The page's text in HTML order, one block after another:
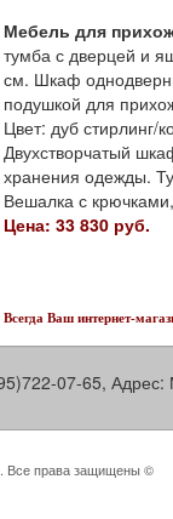
Мебель для
тумба с дверцей и
см. Шкаф
подушкой для
Цвет: дуб
Двухстворчатый
хранения одежды.
Вешалка с
Цена: 33 830 руб.
Всегда Ваш интернет-
07-65, Адрес:
Все права защищены ©